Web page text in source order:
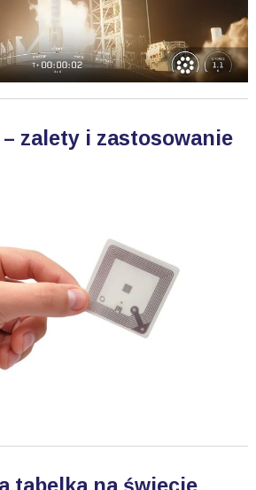
zalety i zastosowanie